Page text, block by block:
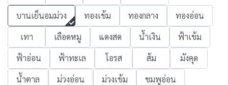
บานเย็นอมม่วง
ทองเข้ม ทองกลาง
ทองอ่อน
เทา
เลือดหมู แดงสด น้ำเงิน
ฟ้าเข้ม
ฟ้าอ่อน
ฟ้าทะเล โอรส ส้ม
มังคุด
น้ำตาล
ม่วงอ่อน ม่วงเข้ม
ชมพูอ่อน